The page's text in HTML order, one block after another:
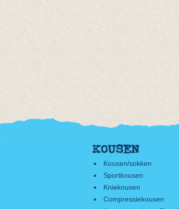
KOUSEN
Kousen/sokken
Sportkousen
Kniekousen
Compressiekousen